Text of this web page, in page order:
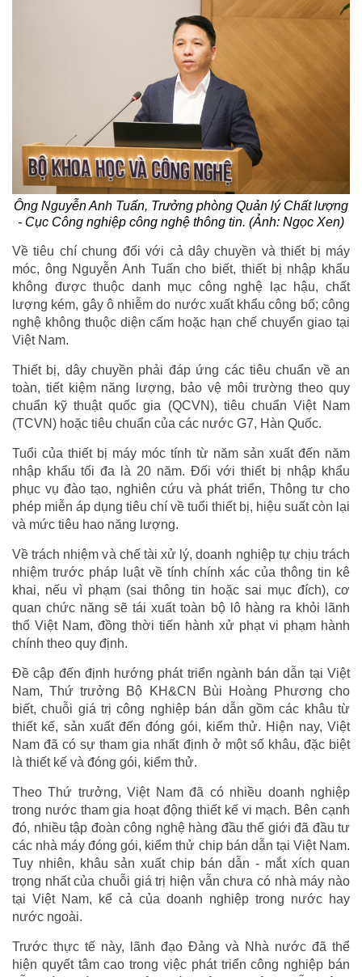
Ông Nguyễn Anh Tuấn, Trưởng phòng Quản lý Chất lượng
- Cục Công nghiệp công nghệ thông tin. (Ảnh: Ngọc Xen)
Về tiêu chí chung đối với cả dây chuyền và thiết bị máy
móc, ông Nguyễn Anh Tuấn cho biết, thiết bị nhập khẩu
không được thuộc danh mục công nghệ lạc hậu, chất
lượng kém, gây ô nhiễm do nước xuất khẩu công bố; công
nghệ không thuộc diện cấm hoặc hạn chế chuyển giao tại
Việt Nam.
Thiết bị, dây chuyền phải đáp ứng các tiêu chuẩn về an
toàn, tiết kiệm năng lượng, bảo vệ môi trường theo quy
chuẩn kỹ thuật quốc gia (QCVN), tiêu chuẩn Việt Nam
(TCVN) hoặc tiêu chuẩn của các nước G7, Hàn Quốc.
Tuổi của thiết bị máy móc tính từ năm sản xuất đến năm
nhập khẩu tối đa là 20 năm. Đối với thiết bị nhập khẩu
phục vụ đào tạo, nghiên cứu và phát triển, Thông tư cho
phép miễn áp dụng tiêu chí về tuổi thiết bị, hiệu suất còn lại
và mức tiêu hao năng lượng.
Về trách nhiệm và chế tài xử lý, doanh nghiệp tự chịu trách
nhiệm trước pháp luật về tính chính xác của thông tin kê
khai, nếu vì phạm (sai thông tin hoặc sai mục đích), cơ
quan chức năng sẽ tái xuất toàn bộ lô hàng ra khỏi lãnh
thổ Việt Nam, đồng thời tiến hành xử phạt vi phạm hành
chính theo quy định.
Đề cập đến định hướng phát triển ngành bán dẫn tại Việt
Nam, Thứ trưởng Bộ KH&CN Bùi Hoàng Phương cho
biết, chuỗi giá trị công nghiệp bán dẫn gồm các khâu từ
thiết kế, sản xuất đến đóng gói, kiểm thử. Hiện nay, Việt
Nam đã có sự tham gia nhất định ở một số khâu, đặc biệt
là thiết kế và đóng gói, kiểm thử.
Theo Thứ trưởng, Việt Nam đã có nhiều doanh nghiệp
trong nước tham gia hoạt động thiết kế vi mạch. Bên cạnh
đó, nhiều tập đoàn công nghệ hàng đầu thế giới đã đầu tư
các nhà máy đóng gói, kiểm thử chip bán dẫn tại Việt Nam.
Tuy nhiên, khâu sản xuất chip bán dẫn - mắt xích quan
trọng nhất của chuỗi giá trị hiện vẫn chưa có nhà máy nào
tại Việt Nam, kể cả của doanh nghiệp trong nước hay
nước ngoài.
Trước thực tế này, lãnh đạo Đảng và Nhà nước đã thể
hiện quyết tâm cao trong việc phát triển công nghiệp bán